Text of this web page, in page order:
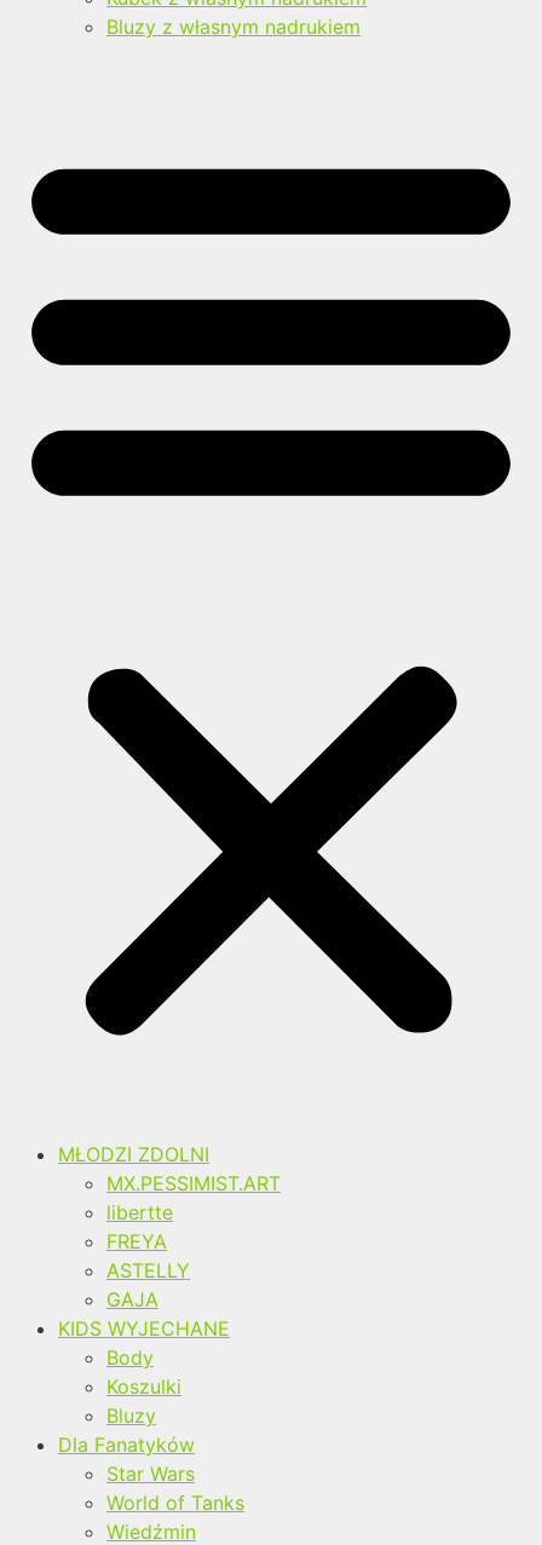
Bluzy z własnym nadrukiem
MŁODZI ZDOLNI
MX.PESSIMIST.ART
libertte
FREYA
ASTELLY
GAJA
KIDS WYJECHANE
Body
Koszulki
Bluzy
Dla Fanatyków
Star Wars
World of Tanks
Wiedźmin